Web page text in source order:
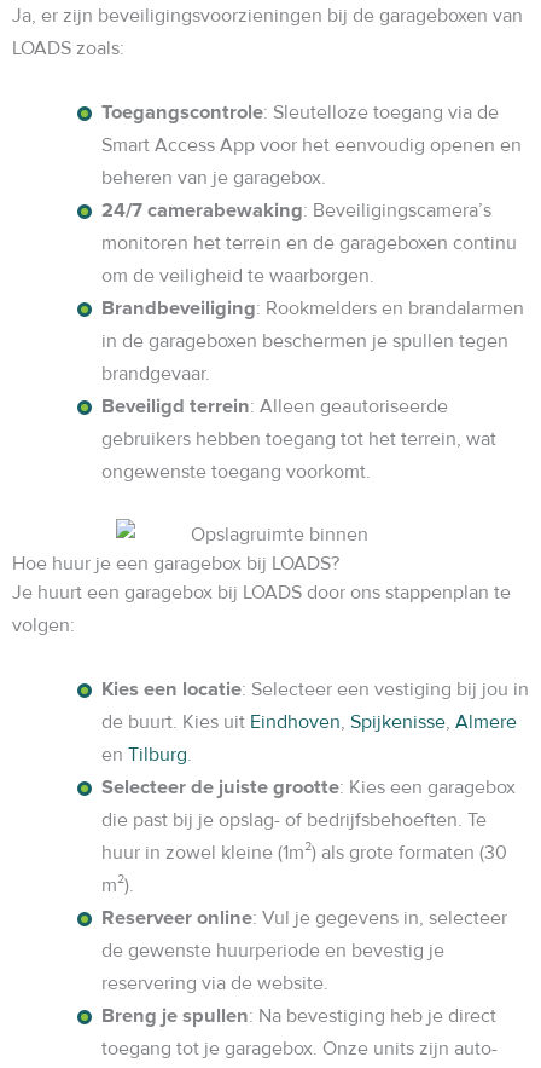
Ja, er zijn beveiligingsvoorzieningen bij de garageboxen van
LOADS zoals:
Toegangscontrole: Sleutelloze toegang via de
Smart Access App voor het eenvoudig openen en
beheren van je garagebox.
24/7 camerabewaking: Beveiligingscamera’s
monitoren het terrein en de garageboxen continu
om de veiligheid te waarborgen.
Brandbeveiliging: Rookmelders en brandalarmen
in de garageboxen beschermen je spullen tegen
brandgevaar.
Beveiligd terrein: Alleen geautoriseerde
gebruikers hebben toegang tot het terrein, wat
ongewenste toegang voorkomt.
Hoe huur je een garagebox bij LOADS?
Je huurt een garagebox bij LOADS door ons stappenplan te
volgen:
Kies een locatie: Selecteer een vestiging bij jou in
de buurt. Kies uit Eindhoven, Spijkenisse, Almere
en Tilburg.
Selecteer de juiste grootte: Kies een garagebox
die past bij je opslag- of bedrijfsbehoeften. Te
huur in zowel kleine (1m²) als grote formaten (30
m²).
Reserveer online: Vul je gegevens in, selecteer
de gewenste huurperiode en bevestig je
reservering via de website.
Breng je spullen: Na bevestiging heb je direct
toegang tot je garagebox. Onze units zijn auto-